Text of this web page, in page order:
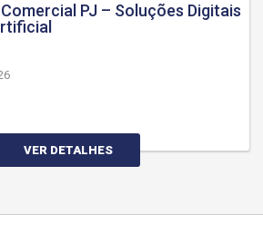
PJ – Soluções Digitais
VER DETALHES